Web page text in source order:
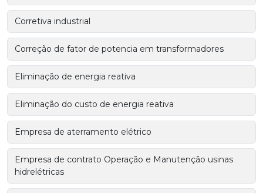
Corretiva industrial
Correção de fator de potencia em transformadores
Eliminação de energia reativa
Eliminação do custo de energia reativa
Empresa de aterramento elétrico
Empresa de contrato Operação e Manutenção usinas
hidrelétricas